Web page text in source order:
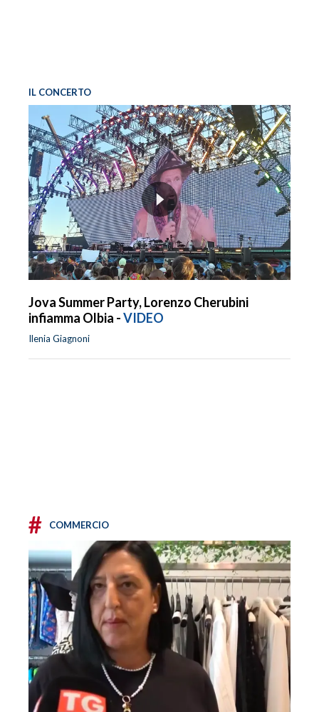
IL CONCERTO
Jova Summer Party, Lorenzo Cherubini
infiamma Olbia -VIDEO
Ilenia Giagnoni
# COMMERCIO